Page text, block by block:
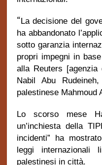
“La decisione del
ha abbandonato
sotto garanzia
propri impegni in
alla Reuters [agenzia
Nabil Abu
palestinese Mahmoud
Lo scorso mese
un’inchiesta della
incidenti” ha
leggi internazionali
palestinesi in città.